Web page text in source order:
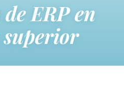
ERP en
superior